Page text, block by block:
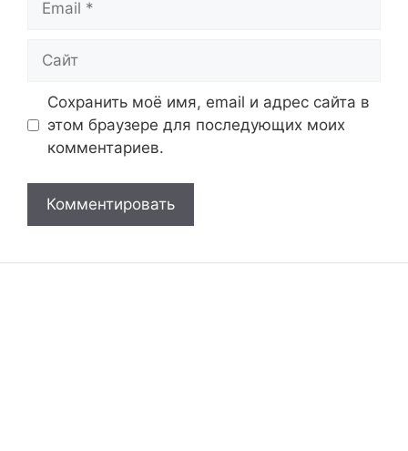
Сайт
Сохранить моё имя, email и адрес сайта в
этом браузере для последующих моих
комментариев.